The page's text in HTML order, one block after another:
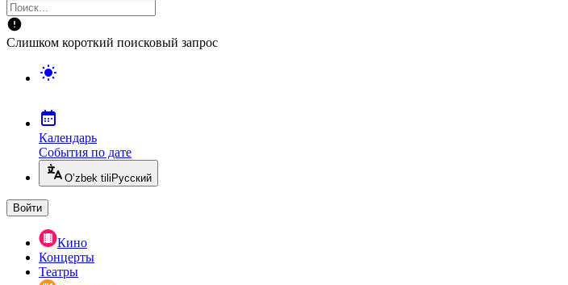
Слишком короткий поисковый запрос
Календарь
События по дате
O’zbek tili Русский
Войти
Кино
Концерты
Театры